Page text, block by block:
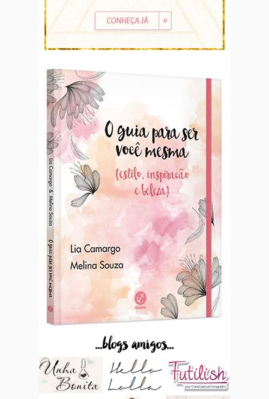
...blogs amigos...